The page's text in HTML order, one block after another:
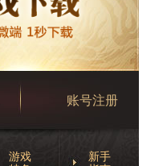
账号注册
游戏
新手